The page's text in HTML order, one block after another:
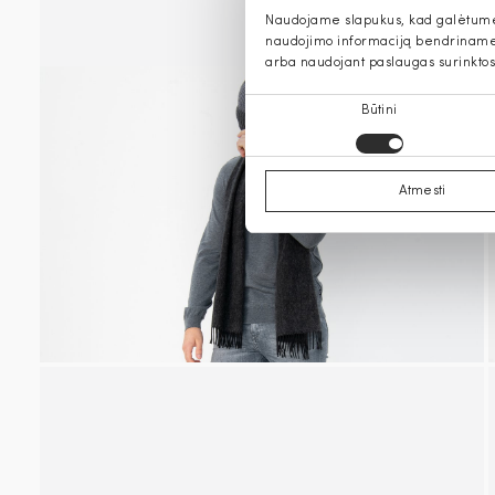
Naudojame slapukus, kad
naudojimo informaciją
arba naudojant paslaugas
pasirinkimas
Būtini
Atmesti